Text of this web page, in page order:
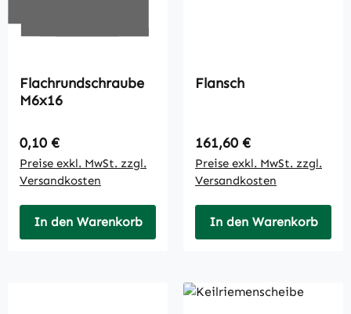
Flachrundschraube
M6x16
Regulärer Preis:
0,10 €
Preise exkl. MwSt. zzgl.
Versandkosten
In den Warenkorb
Flansch
Regulärer Preis:
161,60 €
Preise exkl. MwSt. zzgl.
Versandkosten
In den Warenkorb